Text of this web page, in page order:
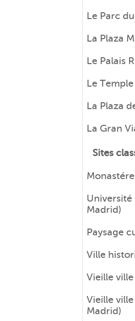
Le Parc
La Plaza
Le Palais
Le
La Plaza
La Gran
Sites
Université
Madrid)
Paysage
Ville
Vieille
Vieille
Madrid)